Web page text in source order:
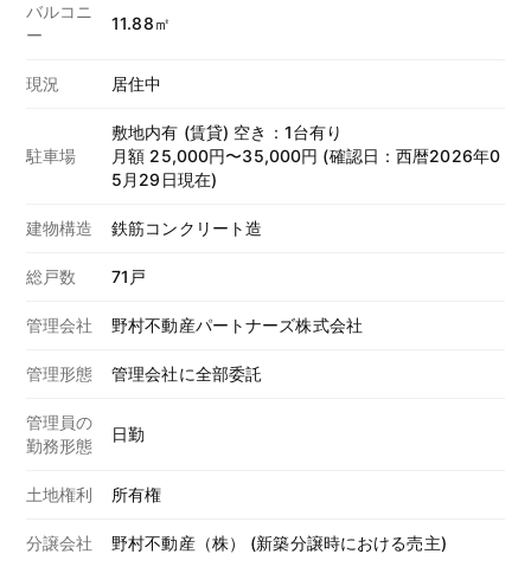
バルコニ
ー
11.88㎡
現況 居住中
駐車場
敷地内有 (賃貸) 空き：1台有り
月額 25,000円〜35,000円 (確認日：西暦2026年0
5月29日現在)
建物構造 鉄筋コンクリート造
総戸数 71戸
管理会社 野村不動産パートナーズ株式会社
管理形態 管理会社に全部委託
管理員の
勤務形態
日勤
土地権利 所有権
分譲会社 野村不動産（株） (新築分譲時における売主)